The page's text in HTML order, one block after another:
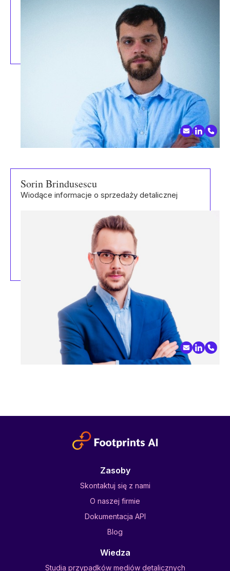
Sorin Brindusescu
Wiodące informacje o sprzedaży detalicznej
Zasoby
Skontaktuj się z nami
O naszej firmie
Dokumentacja API
Blog
Wiedza
Studia przypadków mediów detalicznych